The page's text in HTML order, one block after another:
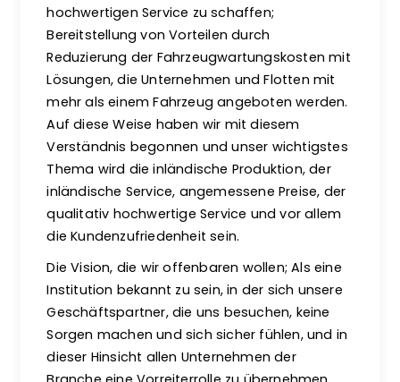
hochwertigen Service zu schaffen;
Bereitstellung von Vorteilen durch
Reduzierung der Fahrzeugwartungskosten mit
Lösungen, die Unternehmen und Flotten mit
mehr als einem Fahrzeug angeboten werden.
Auf diese Weise haben wir mit diesem
Verständnis begonnen und unser wichtigstes
Thema wird die inländische Produktion, der
inländische Service, angemessene Preise, der
qualitativ hochwertige Service und vor allem
die Kundenzufriedenheit sein.
Die Vision, die wir offenbaren wollen; Als eine
Institution bekannt zu sein, in der sich unsere
Geschäftspartner, die uns besuchen, keine
Sorgen machen und sich sicher fühlen, und in
dieser Hinsicht allen Unternehmen der